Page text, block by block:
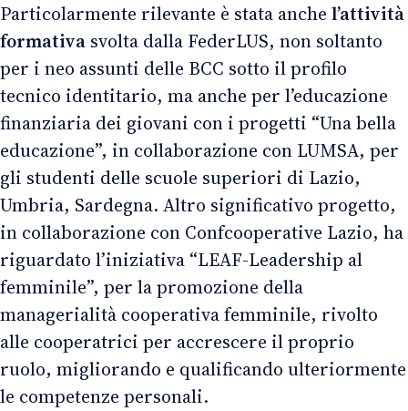
Particolarmente rilevante è stata anche l’attività
formativa svolta dalla FederLUS, non soltanto
per i neo assunti delle BCC sotto il profilo
tecnico identitario, ma anche per l’educazione
finanziaria dei giovani con i progetti “Una bella
educazione”, in collaborazione con LUMSA, per
gli studenti delle scuole superiori di Lazio,
Umbria, Sardegna. Altro significativo progetto,
in collaborazione con Confcooperative Lazio, ha
riguardato l’iniziativa “LEAF-Leadership al
femminile”, per la promozione della
managerialità cooperativa femminile, rivolto
alle cooperatrici per accrescere il proprio
ruolo, migliorando e qualificando ulteriormente
le competenze personali.